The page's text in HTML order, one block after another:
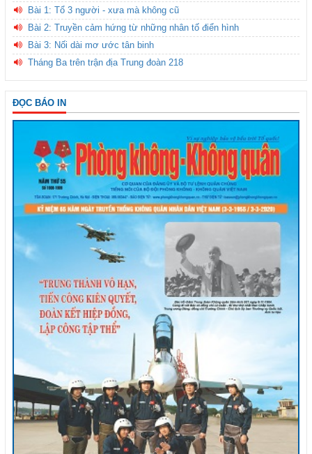
Bài 1: Tổ 3 người - xưa mà không cũ
Bài 2: Truyền cảm hứng từ những nhân tố điển hình
Bài 3: Nối dài mơ ước tân binh
Tháng Ba trên trận địa Trung đoàn 218
ĐỌC BÁO IN